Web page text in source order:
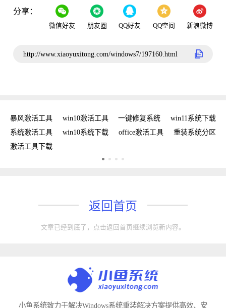
分享：
微信好友 朋友圈 QQ好友 QQ空间 新浪微博
http://www.xiaoyuxitong.com/windows7/197160.html
暴风激活工具 win10激活工具 一键修复系统
win11系统下载
系统激活工具
win10系统下载 office激活工具
重装系统分区
激活工具下载
返回首页
文章已经到底了，点击返回首页继续浏览新内容。
小鱼系统致力于解决Windows系统重装解决方案提供高效、安